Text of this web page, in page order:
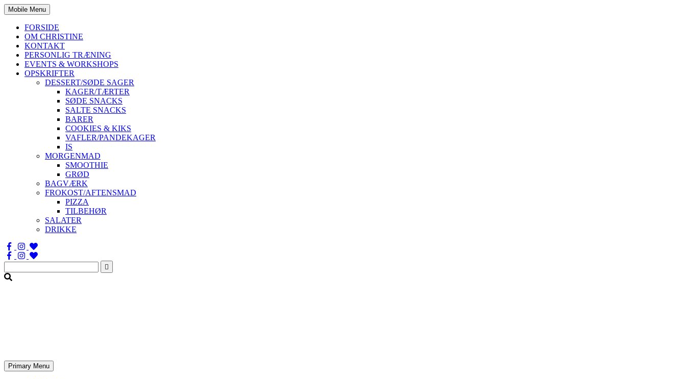
Mobile Menu
FORSIDE
OM CHRISTINE
KONTAKT
PERSONLIG TRÆNING
EVENTS & WORKSHOPS
OPSKRIFTER
DESSERT/SØDE SAGER
KAGER/TÆRTER
SØDE SNACKS
SALTE SNACKS
BARER
COOKIES & KIKS
VAFLER/PANDEKAGER
IS
MORGENMAD
SMOOTHIE
GRØD
BAGVÆRK
FROKOST/AFTENSMAD
PIZZA
TILBEHØR
SALATER
DRIKKE
Søg
efter:
Primary Menu